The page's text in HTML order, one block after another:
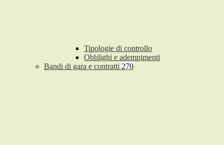
Tipologie di controllo
Obblighi e adempimenti
Bandi di gara e contratti 270